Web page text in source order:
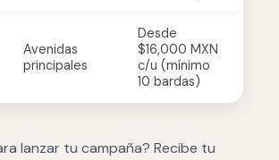
Avenidas
principales
Desde
$16,000 MXN
c/u (mínimo
10 bardas)
lanzar tu campaña? Recibe tu